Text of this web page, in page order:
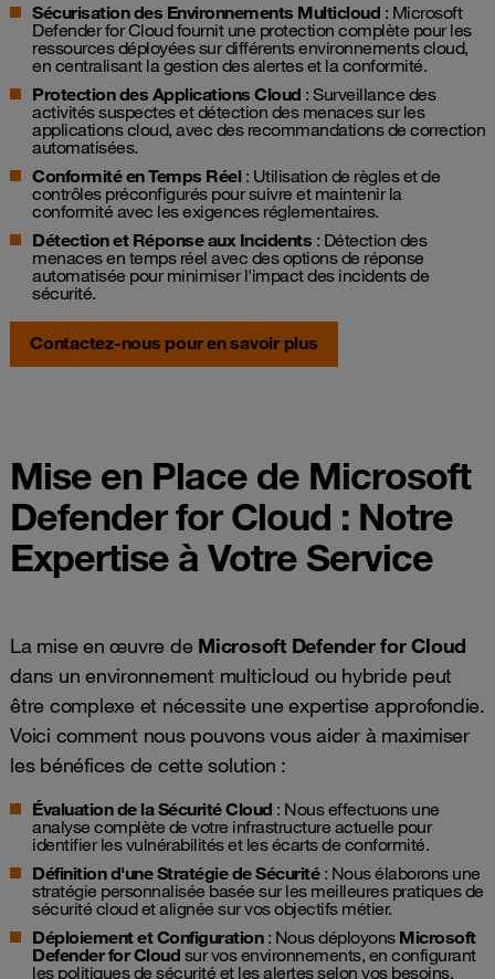
Sécurisation des Environnements Multicloud : Microsoft
Defender for Cloud fournit une protection complète pour les
ressources déployées sur différents environnements cloud,
en centralisant la gestion des alertes et la conformité.
Protection des Applications Cloud : Surveillance des
activités suspectes et détection des menaces sur les
applications cloud, avec des recommandations de correction
automatisées.
Conformité en Temps Réel: Utilisation de règles et de
contrôles préconfigurés pour suivre et maintenir la
conformité avec les exigences réglementaires.
Détection et Réponse aux Incidents : Détection des
menaces en temps réel avec des options de réponse
automatisée pour minimiser l'impact des incidents de
sécurité.
Contactez-nous pour en savoir plus
Mise en Place de Microsoft
Defender for Cloud : Notre
Expertise à Votre Service
La mise en œuvre de Microsoft Defender for Cloud
dans un environnement multicloud ou hybride peut
être complexe et nécessite une expertise approfondie.
Voici comment nous pouvons vous aider à maximiser
les bénéfices de cette solution :
Évaluation de la Sécurité Cloud : Nous effectuons une
analyse complète de votre infrastructure actuelle pour
identifier les vulnérabilités et les écarts de conformité.
Définition d'une Stratégie de Sécurité: Nous élaborons une
stratégie personnalisée basée sur les meilleures pratiques de
sécurité cloud et alignée sur vos objectifs métier.
Déploiement et Configuration: Nous déployons Microsoft
Defender for Cloud sur vos environnements, en configurant
les politiques de sécurité et les alertes selon vos besoins.